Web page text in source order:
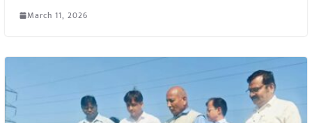
March 11, 2026